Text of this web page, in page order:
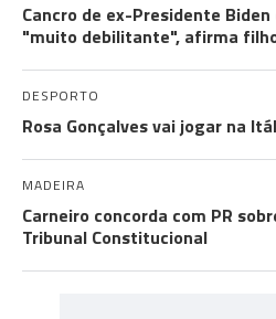
Cancro de ex-Presidente
"muito debilitante", afirma
DESPORTO
Rosa Gonçalves vai jogar na
MADEIRA
Carneiro concorda com PR
Tribunal Constitucional